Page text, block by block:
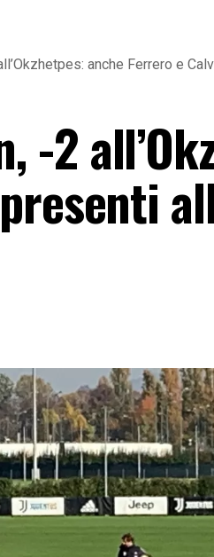
anche Ferrero e
-2